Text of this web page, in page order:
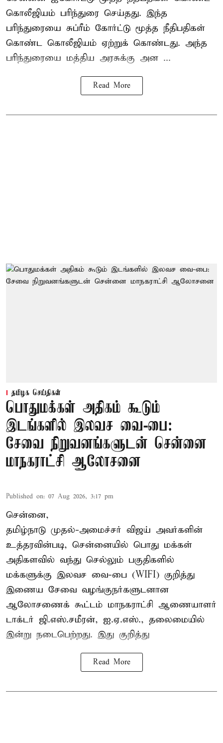
கொலீஜியம் பரிந்துரை செய்தது. இந்த
பரிந்துரையை சுப்ரீம் கோர்ட்டு மூத்த நீதிபதிகள்
கொண்ட கொலீஜியம் ஏற்றுக் கொண்டது. அந்த
பரிந்துரையை மத்திய அரசுக்கு அன ...
Read More
தமிழக செய்திகள்
பொதுமக்கள் அதிகம் கூடும்
இடங்களில் இலவச வை-பை:
சேவை நிறுவனங்களுடன் சென்னை
மாநகராட்சி ஆலோசனை
Published on: 07 Aug 2026, 3:17 pm
சென்னை,
தமிழ்நாடு முதல்-அமைச்சர் விஜய் அவர்களின்
உத்தரவின்படி, சென்னையில் பொது மக்கள்
அதிகளவில் வந்து செல்லும் பகுதிகளில்
மக்களுக்கு இலவச வை-பை (WIFI) குறித்து
இணைய சேவை வழங்குநர்களுடனான
ஆலோசணைக் கூட்டம் மாநகராட்சி ஆணையாளர்
டாக்டர் ஜி.எஸ்.சமீரன், ஐ.ஏ.எஸ்., தலைமையில்
இன்று நடைபெற்றது. இது குறித்து
Read More